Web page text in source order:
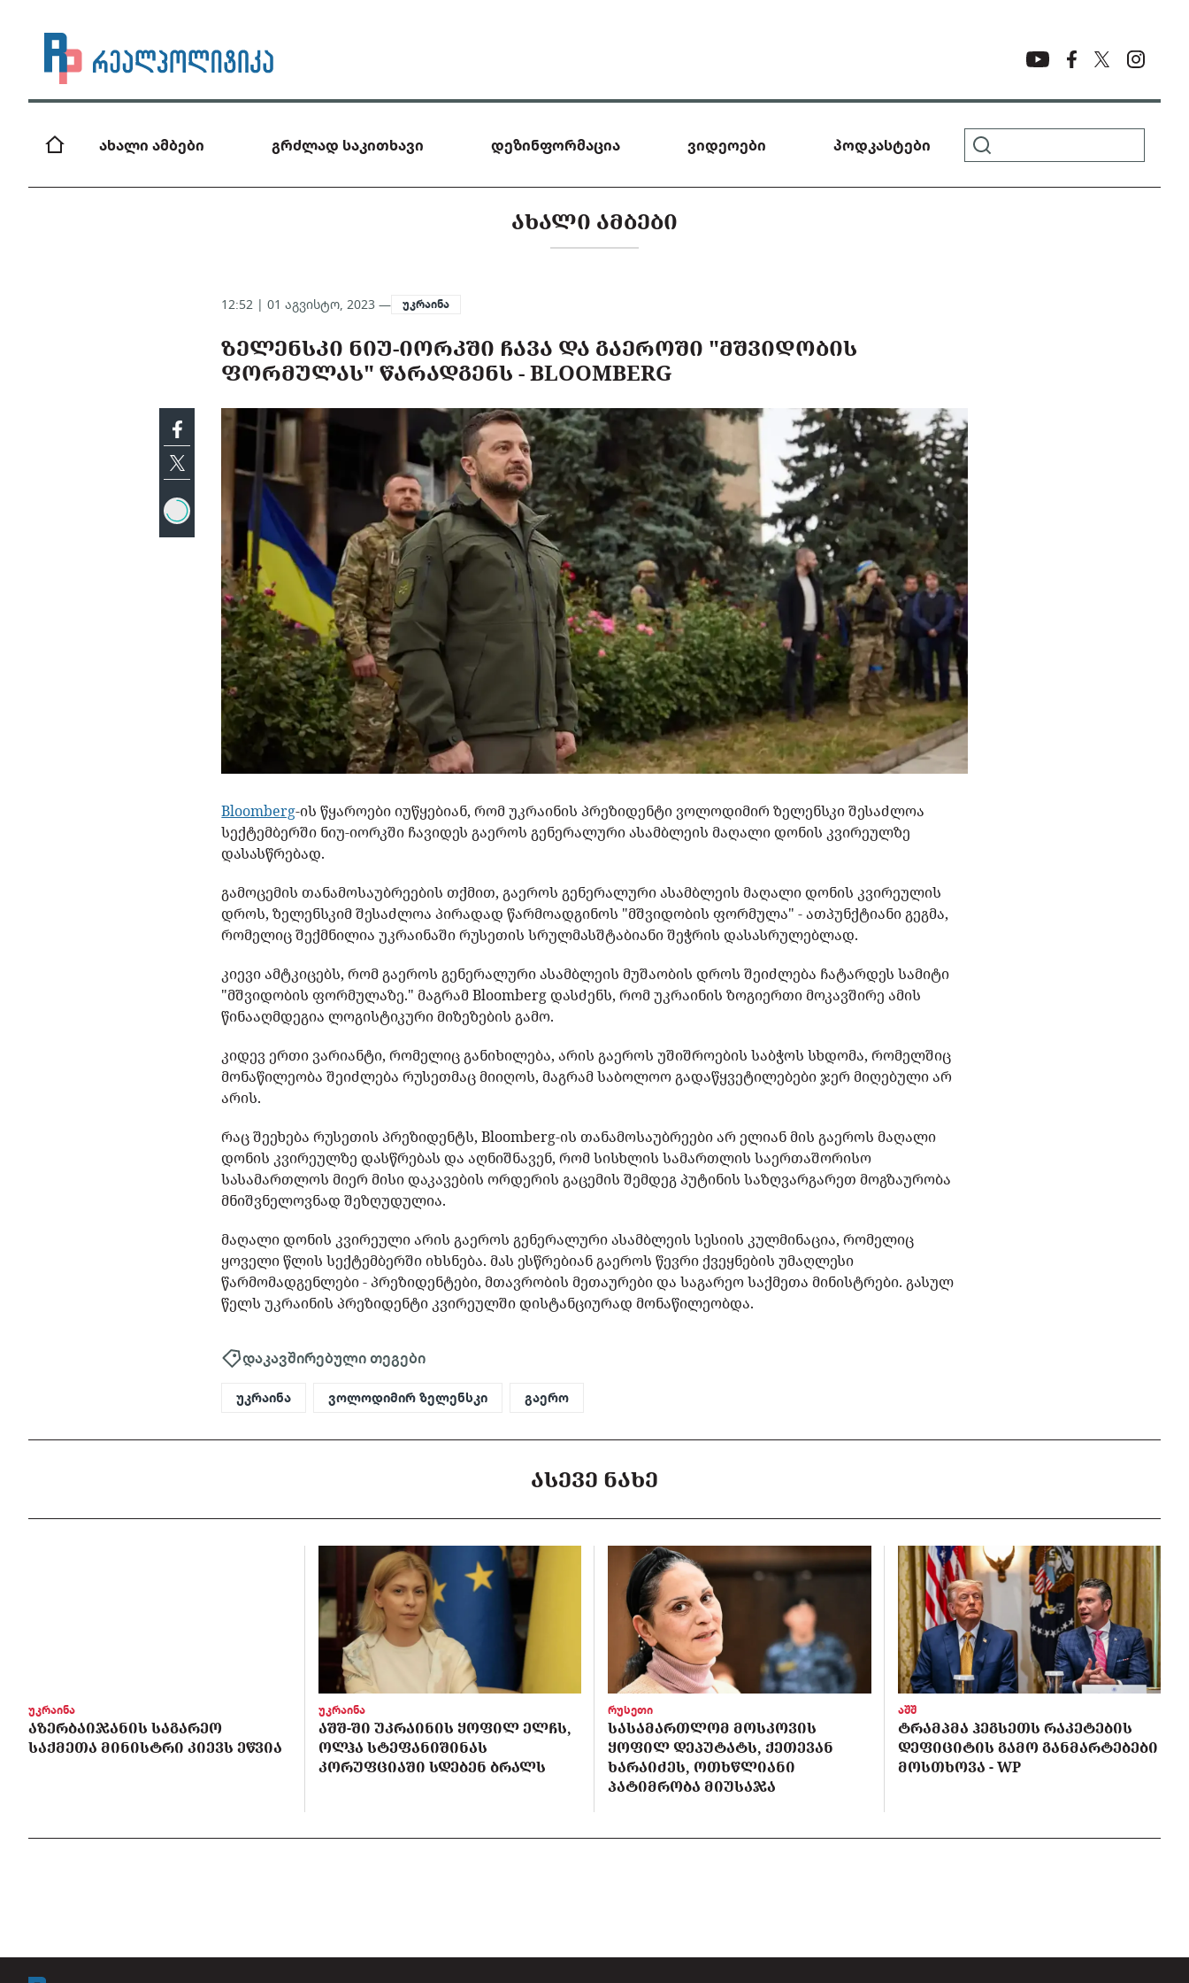
ახალი ამბები გრძლად საკითხავი დეზინფორმაცია ვიდეოები პოდკასტები
ᲐᲮᲐᲚᲘ ᲐᲛᲑᲔᲑᲘ
12:52 | 01 აგვისტო, 2023 — უკრაინა
ᲖᲔᲚᲔᲜᲡᲙᲘ ᲜᲘᲣ-ᲘᲝᲠᲙᲨᲘ ᲩᲐᲕᲐ ᲓᲐ ᲒᲐᲔᲠᲝᲨᲘ "ᲛᲨᲕᲘᲓᲝᲑᲘᲡ
ᲤᲝᲠᲛᲣᲚᲐᲡ" ᲬᲐᲠᲐᲓᲒᲔᲜᲡ - BLOOMBERG
Bloomberg-ის წყაროები იუწყებიან, რომ უკრაინის პრეზიდენტი ვოლოდიმირ ზელენსკი შესაძლოა
სექტემბერში ნიუ-იორკში ჩავიდეს გაეროს გენერალური ასამბლეის მაღალი დონის კვირეულზე
დასასწრებად.
გამოცემის თანამოსაუბრეების თქმით, გაეროს გენერალური ასამბლეის მაღალი დონის კვირეულის
დროს, ზელენსკიმ შესაძლოა პირადად წარმოადგინოს "მშვიდობის ფორმულა" - ათპუნქტიანი გეგმა,
რომელიც შექმნილია უკრაინაში რუსეთის სრულმასშტაბიანი შეჭრის დასასრულებლად.
კიევი ამტკიცებს, რომ გაეროს გენერალური ასამბლეის მუშაობის დროს შეიძლება ჩატარდეს სამიტი
"მშვიდობის ფორმულაზე." მაგრამ Bloomberg დასძენს, რომ უკრაინის ზოგიერთი მოკავშირე ამის
წინააღმდეგია ლოგისტიკური მიზეზების გამო.
კიდევ ერთი ვარიანტი, რომელიც განიხილება, არის გაეროს უშიშროების საბჭოს სხდომა, რომელშიც
მონაწილეობა შეიძლება რუსეთმაც მიიღოს, მაგრამ საბოლოო გადაწყვეტილებები ჯერ მიღებული არ
არის.
რაც შეეხება რუსეთის პრეზიდენტს, Bloomberg-ის თანამოსაუბრეები არ ელიან მის გაეროს მაღალი
დონის კვირეულზე დასწრებას და აღნიშნავენ, რომ სისხლის სამართლის საერთაშორისო
სასამართლოს მიერ მისი დაკავების ორდერის გაცემის შემდეგ პუტინის საზღვარგარეთ მოგზაურობა
მნიშვნელოვნად შეზღუდულია.
მაღალი დონის კვირეული არის გაეროს გენერალური ასამბლეის სესიის კულმინაცია, რომელიც
ყოველი წლის სექტემბერში იხსნება. მას ესწრებიან გაეროს წევრი ქვეყნების უმაღლესი
წარმომადგენლები - პრეზიდენტები, მთავრობის მეთაურები და საგარეო საქმეთა მინისტრები. გასულ
წელს უკრაინის პრეზიდენტი კვირეულში დისტანციურად მონაწილეობდა.
დაკავშირებული თეგები
უკრაინა ვოლოდიმირ ზელენსკი გაერო
ᲐᲡᲔᲕᲔ ᲜᲐᲮᲔ
უკრაინა
ᲐᲖᲔᲠᲑᲐᲘᲯᲐᲜᲘᲡ ᲡᲐᲒᲐᲠᲔᲝ
ᲡᲐᲥᲛᲔᲗᲐ ᲛᲘᲜᲘᲡᲢᲠᲘ ᲙᲘᲔᲕᲡ ᲔᲬᲕᲘᲐ
უკრაინა
ᲐᲨᲨ-ᲨᲘ ᲣᲙᲠᲐᲘᲜᲘᲡ ᲧᲝᲤᲘᲚ ᲔᲚᲩᲡ,
ᲝᲚᲰᲐ ᲡᲢᲔᲤᲐᲜᲘᲨᲘᲜᲐᲡ
ᲙᲝᲠᲣᲤᲪᲘᲐᲨᲘ ᲡᲓᲔᲑᲔᲜ ᲑᲠᲐᲚᲡ
რუსეთი
ᲡᲐᲡᲐᲛᲐᲠᲗᲚᲝᲛ ᲛᲝᲡᲙᲝᲕᲘᲡ
ᲧᲝᲤᲘᲚ ᲓᲔᲞᲣᲢᲐᲢᲡ, ᲥᲔᲗᲔᲕᲐᲜ
ᲮᲐᲠᲐᲘᲫᲔᲡ, ᲝᲗᲮᲬᲚᲘᲐᲜᲘ
ᲞᲐᲢᲘᲛᲠᲝᲑᲐ ᲛᲘᲣᲡᲐᲯᲐ
აშშ
ᲢᲠᲐᲛᲞᲛᲐ ᲰᲔᲒᲡᲔᲗᲡ ᲠᲐᲙᲔᲢᲔᲑᲘᲡ
ᲓᲔᲤᲘᲪᲘᲢᲘᲡ ᲒᲐᲛᲝ ᲒᲐᲜᲛᲐᲠᲢᲔᲑᲔᲑᲘ
ᲛᲝᲡᲗᲮᲝᲕᲐ - WP